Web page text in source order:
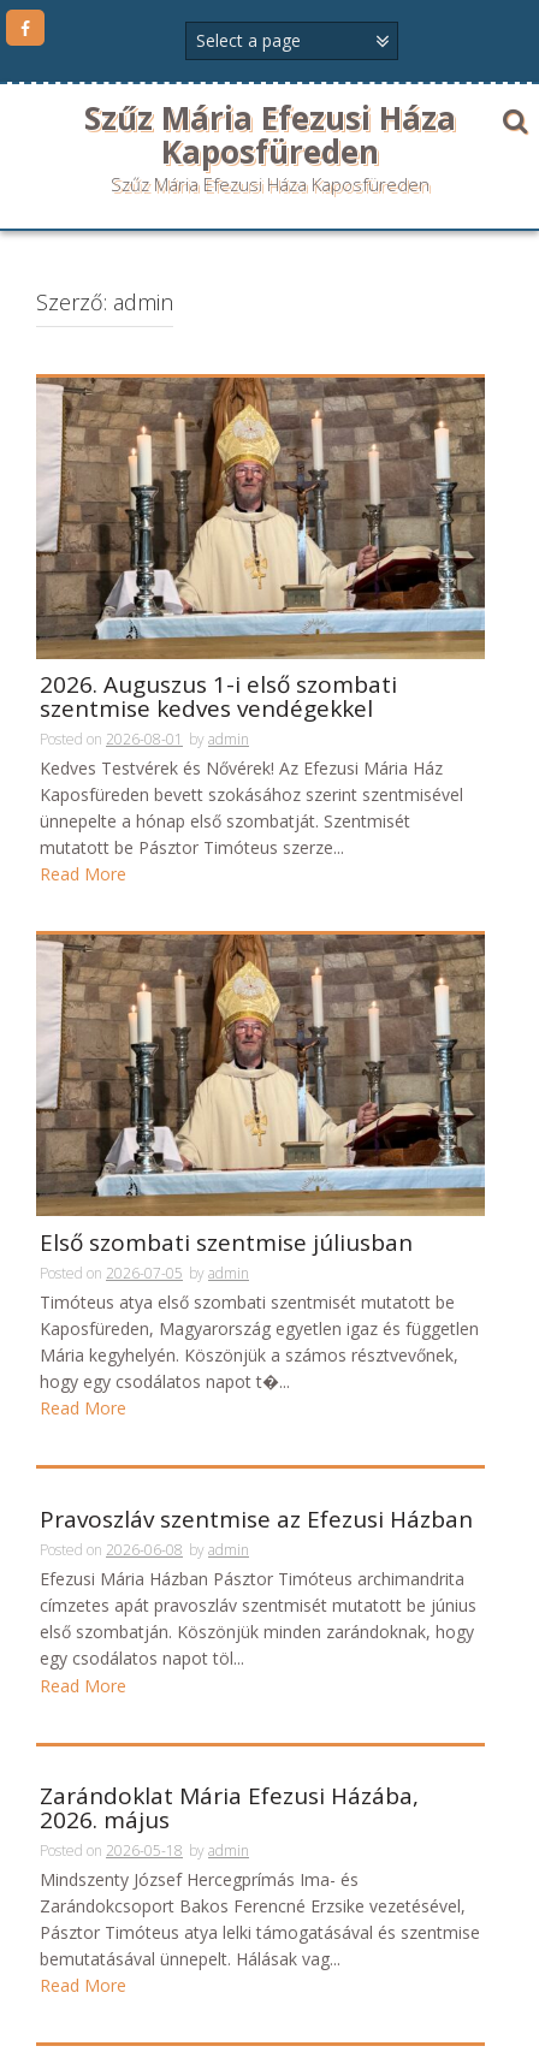
Szűz Mária Efezusi Háza
Kaposfüreden
Szűz Mária Efezusi Háza Kaposfüreden
Szerző: admin
2026. Auguszus 1-i első szombati
szentmise kedves vendégekkel
Posted on 2026-08-01 byadmin
Kedves Testvérek és Nővérek! Az Efezusi Mária Ház
Kaposfüreden bevett szokásához szerint szentmisével
ünnepelte a hónap első szombatját. Szentmisét
mutatott be Pásztor Timóteus szerze...
Read More
Első szombati szentmise júliusban
Posted on 2026-07-05 byadmin
Timóteus atya első szombati szentmisét mutatott be
Kaposfüreden, Magyarország egyetlen igaz és független
Mária kegyhelyén. Köszönjük a számos résztvevőnek,
hogy egy csodálatos napot t�...
Read More
Pravoszláv szentmise az Efezusi Házban
Posted on 2026-06-08 byadmin
Efezusi Mária Házban Pásztor Timóteus archimandrita
címzetes apát pravoszláv szentmisét mutatott be június
első szombatján. Köszönjük minden zarándoknak, hogy
egy csodálatos napot töl...
Read More
Zarándoklat Mária Efezusi Házába,
2026. május
Posted on 2026-05-18 byadmin
Mindszenty József Hercegprímás Ima- és
Zarándokcsoport Bakos Ferencné Erzsike vezetésével,
Pásztor Timóteus atya lelki támogatásával és szentmise
bemutatásával ünnepelt. Hálásak vag...
Read More